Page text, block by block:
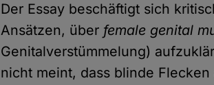
Der Essay beschäftigt sich
Ansätzen, über female genital
Genitalverstümmelung)
nicht meint, dass blinde